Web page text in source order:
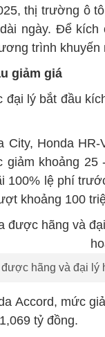
thị trường ô
ngày. Để
trình khuyến
giảm giá
đại lý bắt đầu
City, Honda
khoảng 25
100% lệ phí
khoảng 100
hãng và đại
Accord, mức
tỷ đồng.